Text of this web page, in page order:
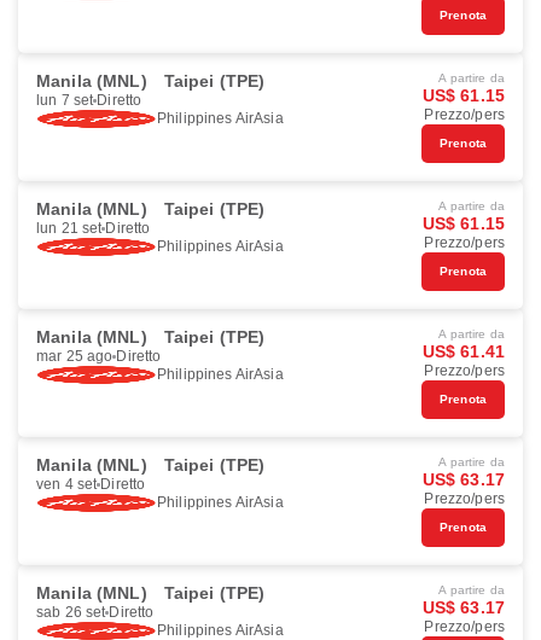
Prenota
Manila (MNL) Taipei (TPE)
lun 7 set Diretto
Philippines AirAsia
A partire da
US$ 61.15
Prezzo/pers
Prenota
Manila (MNL) Taipei (TPE)
lun 21 set Diretto
Philippines AirAsia
A partire da
US$ 61.15
Prezzo/pers
Prenota
Manila (MNL) Taipei (TPE)
mar 25 ago Diretto
Philippines AirAsia
A partire da
US$ 61.41
Prezzo/pers
Prenota
Manila (MNL) Taipei (TPE)
ven 4 set Diretto
Philippines AirAsia
A partire da
US$ 63.17
Prezzo/pers
Prenota
Manila (MNL) Taipei (TPE)
sab 26 set Diretto
Philippines AirAsia
A partire da
US$ 63.17
Prezzo/pers